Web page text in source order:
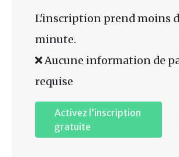
L'inscription prend moins
minute.
Aucune information de
requise
Activez l’inscription
gratuite